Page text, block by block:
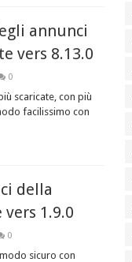
annunci
vers 8.13.0
0
scaricate, con più
facilissimo con
della
1.9.0
0
sicuro con